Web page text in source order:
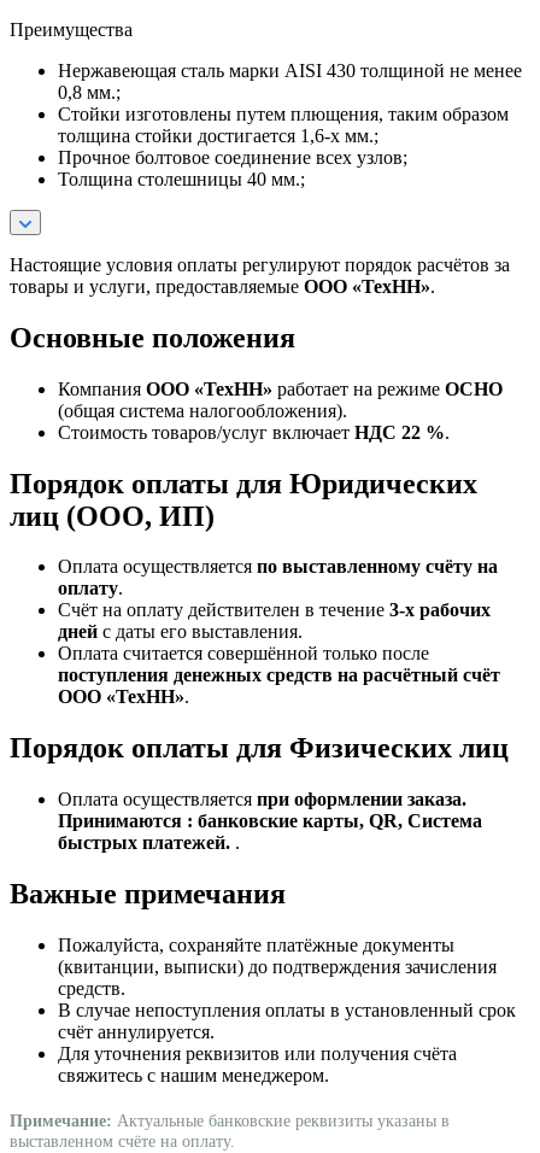
Преимущества
Нержавеющая сталь марки AISI 430 толщиной не менее
0,8 мм.;
Стойки изготовлены путем плющения, таким образом
толщина стойки достигается 1,6-х мм.;
Прочное болтовое соединение всех узлов;
Толщина столешницы 40 мм.;
Настоящие условия оплаты регулируют порядок расчётов за
товары и услуги, предоставляемые ООО «ТехНН».
Основные положения
Компания ООО «ТехНН» работает на режиме ОСНО
(общая система налогообложения).
Стоимость товаров/услуг включает НДС 22 %.
Порядок оплаты для Юридических
лиц (ООО, ИП)
Оплата осуществляется по выставленному счёту на
оплату.
Счёт на оплату действителен в течение 3‑х рабочих
дней с даты его выставления.
Оплата считается совершённой только после
поступления денежных средств на расчётный счёт
ООО «ТехНН».
Порядок оплаты для Физических лиц
Оплата осуществляется при оформлении заказа.
Принимаются : банковские карты, QR, Система
быстрых платежей. .
Важные примечания
Пожалуйста, сохраняйте платёжные документы
(квитанции, выписки) до подтверждения зачисления
средств.
В случае непоступления оплаты в установленный срок
счёт аннулируется.
Для уточнения реквизитов или получения счёта
свяжитесь с нашим менеджером.
Примечание: Актуальные банковские реквизиты указаны в
выставленном счёте на оплату.